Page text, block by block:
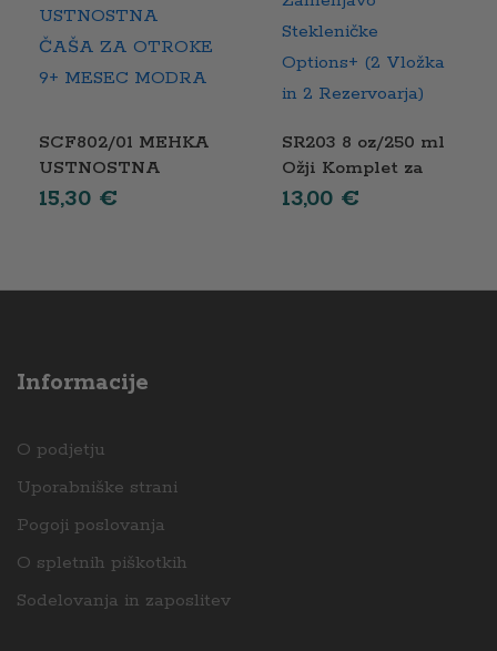
SCF802/01 MEHKA
USTNOSTNA
ČAŠA ZA OTROKE
15,30 €
SR203 8 oz/250 ml
Ožji Komplet za
Zamenjavo
13,00 €
Informacije
O podjetju
Uporabniške strani
Pogoji poslovanja
O spletnih piškotkih
Sodelovanja in zaposlitev